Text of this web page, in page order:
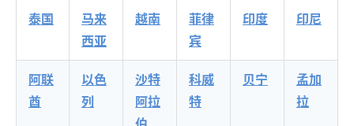
泰国
马来
西亚
越南
菲律
宾
印度 印尼
阿联
酋
以色
列
沙特
阿拉
科威
特
贝宁
孟加
拉